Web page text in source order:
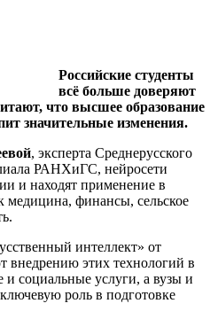
Российские студенты
всё больше доверяют
что высшее образование
значительные изменения.
, эксперта Среднерусского
РАНХиГС, нейросети
и находят применение в
медицина, финансы, сельское
интеллект» от
внедрению этих технологий в
и социальные услуги, а вузы и
роль в подготовке